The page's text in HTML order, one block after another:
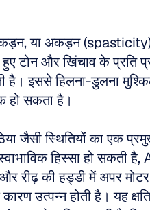
या अकड़न
टोन और खिंचाव के प्रति
है। इससे हिलना-डुलना
हो सकता है।
जैसी स्थितियों का एक
हिस्सा हो सकती है,
रीढ़ की हड्डी में अपर मोटर
उत्पन्न होती है। यह